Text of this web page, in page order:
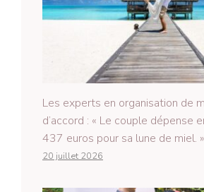
Les experts en organisation de
d’accord : « Le couple dépense
437 euros pour sa lune de miel. »
20 juillet 2026